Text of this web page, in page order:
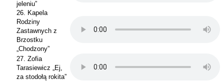
jeleniu”
26. Kapela
Rodziny
Zastawnych z
Brzostku
„Chodzony”
27. Zofia
Tarasiewicz „Ej,
za stodołą rokita”